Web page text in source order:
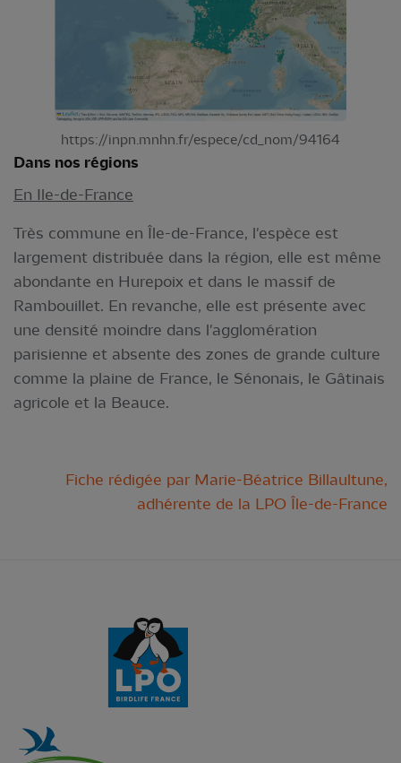
https://inpn.mnhn.fr/espece/cd_nom/94164
Dans nos régions
En Ile-de-France
Très commune en Île-de-France, l'espèce est
largement distribuée dans la région, elle est même
abondante en Hurepoix et dans le massif de
Rambouillet. En revanche, elle est présente avec
une densité moindre dans l'agglomération
parisienne et absente des zones de grande culture
comme la plaine de France, le Sénonais, le Gâtinais
agricole et la Beauce.
Fiche rédigée par Marie-Béatrice Billaultune,
adhérente de la LPO Île-de-France